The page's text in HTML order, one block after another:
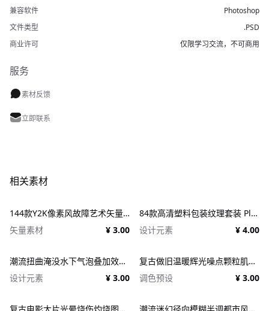
兼容软件
Photoshop
文件类型
.PSD
商业许可
仅限学习交流，不可商用
服务
素材反馈
立即联系
相关素材
144款Y2K像素风故障艺术矢量元素 Dithering Bitmap Vector Shapes Collection
矢量素材
¥ 3.00
84款高清塑料包装纹理套装 Plastic Textures
设计元素
¥ 4.00
潮流扭曲淹没水下气泡叠加效果照片人像修图PS特效滤镜插件样机 Deluge Underwater Photo Effect
设计元素
¥ 3.00
复古做旧温暖辉光噪点颗粒肌理人像图像修图PS特效滤镜插件样机模板+LUT调色预设 EFCO LOOKS: VERSION 1.0
调色预设
¥ 3.00